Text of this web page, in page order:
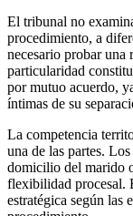
El tribunal no
procedimiento, a
necesario probar
particularidad
por mutuo acuerdo,
íntimas de su
La competencia
una de las partes.
domicilio del marido
flexibilidad procesal.
estratégica según las